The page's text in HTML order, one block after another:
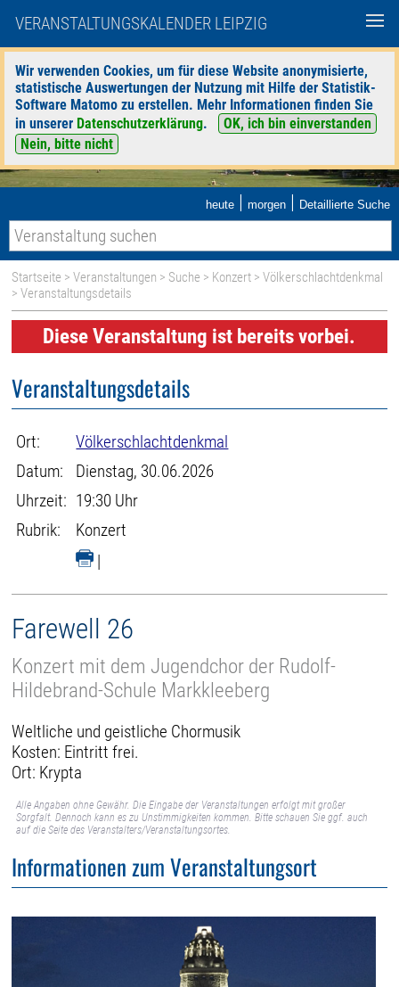
VERANSTALTUNGSKALENDER LEIPZIG
Wir verwenden Cookies, um für diese Website anonymisierte,
statistische Auswertungen der Nutzung mit Hilfe der Statistik-
Software Matomo zu erstellen. Mehr Informationen finden Sie
in unserer Datenschutzerklärung.
OK, ich bin einverstanden
Nein, bitte nicht
heute | morgen | Detaillierte Suche
Startseite >Veranstaltungen > Suche > Konzert >Völkerschlachtdenkmal
> Veranstaltungsdetails
Diese Veranstaltung ist bereits vorbei.
Veranstaltungsdetails
Ort:
Völkerschlachtdenkmal
Datum:
Dienstag, 30.06.2026
Uhrzeit: 19:30 Uhr
Rubrik:
Konzert
|
Farewell 26
Konzert mit dem Jugendchor der Rudolf-
Hildebrand-Schule Markkleeberg
Weltliche und geistliche Chormusik
Kosten: Eintritt frei.
Ort: Krypta
Alle Angaben ohne Gewähr. Die Eingabe der Veranstaltungen erfolgt mit großer
Sorgfalt. Dennoch kann es zu Unstimmigkeiten kommen. Bitte schauen Sie ggf. auch
auf die Seite des Veranstalters/Veranstaltungsortes.
Informationen zum Veranstaltungsort